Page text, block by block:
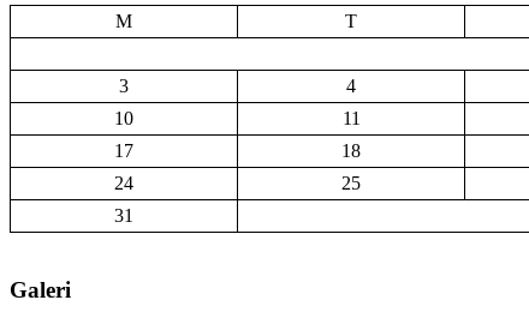
M
T
3
4
10
11
17
18
24
25
31
Galeri